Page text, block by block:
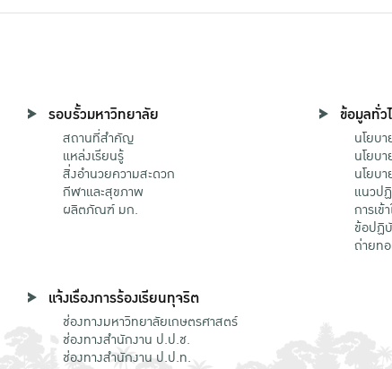
รอบรั้วมหาวิทยาลัย
สถานที่สำคัญ
แหล่งเรียนรู้
สิ่งอำนวยความสะดวก
กีฬาและสุขภาพ
ผลิตภัณฑ์ มก.
ข้อมูลทั่ว
นโยบ
นโยบ
นโยบ
แนวป
การเข้
ข้อปฏิ
ถ่ายท
แจ้งเรื่องการร้องเรียนทุจริต
ช่องทางมหาวิทยาลัยเกษตรศาสตร์
ช่องทางสำนักงาน ป.ป.ช.
ช่องทางสำนักงาน ป.ป.ท.